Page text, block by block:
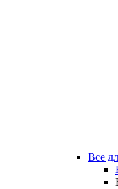
Все